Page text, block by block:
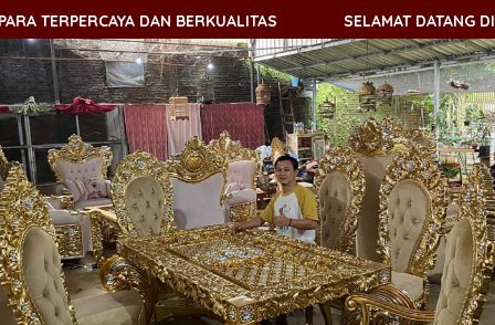
DAN BERKUALITAS SELAMAT DATANG DI